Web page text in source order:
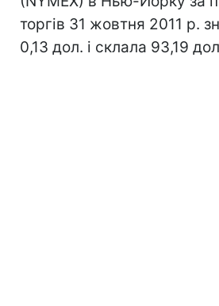
торгів 31 жовтня 2011 р.
0,13 дол. і склала 93,19